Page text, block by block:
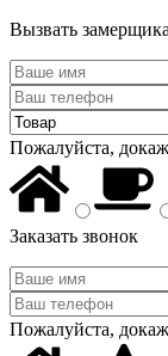
Вызвать замерщика
Пожалуйста,
Заказать звонок
Пожалуйста,